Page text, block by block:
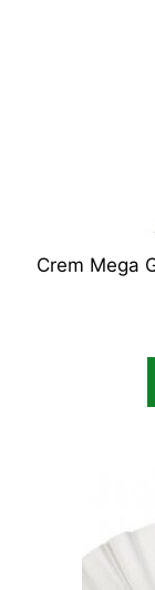
Crem Mega